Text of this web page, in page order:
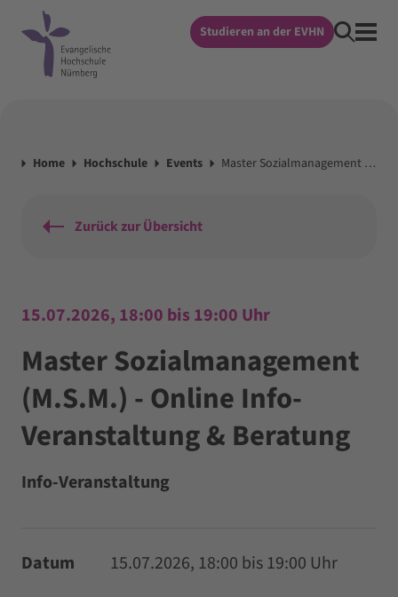
Studieren an der EVHN
Home Hochschule Events Master Sozialmanagement (M.S.M.) - Online Info-Veranstaltung & Beratung
Zurück zur Übersicht
15.07.2026, 18:00 bis 19:00 Uhr
Master Sozialmanagement
(M.S.M.) - Online Info-
Veranstaltung & Beratung
Info-Veranstaltung
Datum 15.07.2026, 18:00 bis 19:00 Uhr